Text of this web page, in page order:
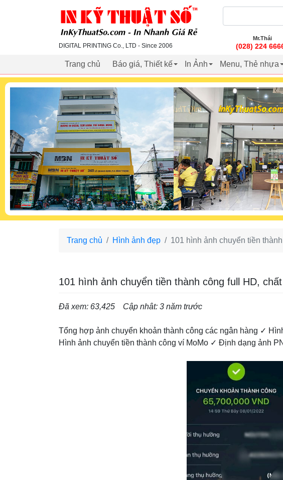
inkythuatso.com
DIGITAL PRINTING Co., LTD - Since 2006
Mr.Thái
(028) 224
Trang chủ Báo giá, Thiết kế In Ảnh Menu, Thẻ nhựa
Trang chủ Hình ảnh đẹp 101 hình ảnh chuyển tiền
101 hình ảnh chuyển tiền thành công full HD,
Đã xem: 63,425 Cập nhât: 3 năm trước
Tổng hợp ảnh chuyển khoản thành công các ngân hàng ✓
Hình ảnh chuyển tiền thành công ví MoMo ✓ Định dạng ảnh